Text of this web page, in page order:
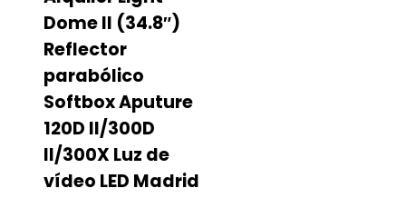
Dome II (34.8″)
Reflector
parabólico
Softbox Aputure
120D II/300D
II/300X Luz de
vídeo LED Madrid